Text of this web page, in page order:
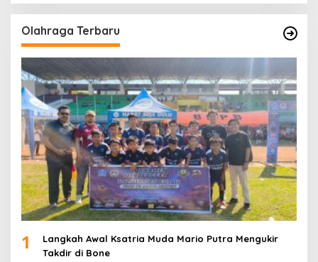
Olahraga Terbaru
1
Langkah Awal Ksatria Muda Mario Putra Mengukir
Takdir di Bone